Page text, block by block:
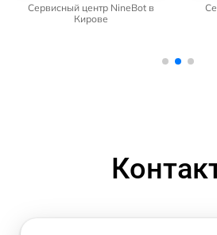
Сервисный центр NineBot в
Кирове